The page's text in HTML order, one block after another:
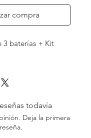
compra
3 baterías + Kit
todavía
Deja la primera
reseña.